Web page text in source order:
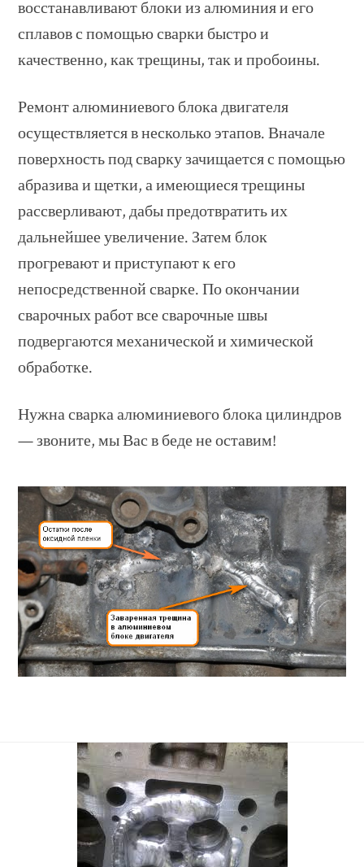
восстанавливают блоки из алюминия и его
сплавов с помощью сварки быстро и
качественно, как трещины, так и пробоины.
Ремонт алюминиевого блока двигателя
осуществляется в несколько этапов. Вначале
поверхность под сварку зачищается с помощью
абразива и щетки, а имеющиеся трещины
рассверливают, дабы предотвратить их
дальнейшее увеличение. Затем блок
прогревают и приступают к его
непосредственной сварке. По окончании
сварочных работ все сварочные швы
подвергаются механической и химической
обработке.
Нужна сварка алюминиевого блока цилиндров
— звоните, мы Вас в беде не оставим!